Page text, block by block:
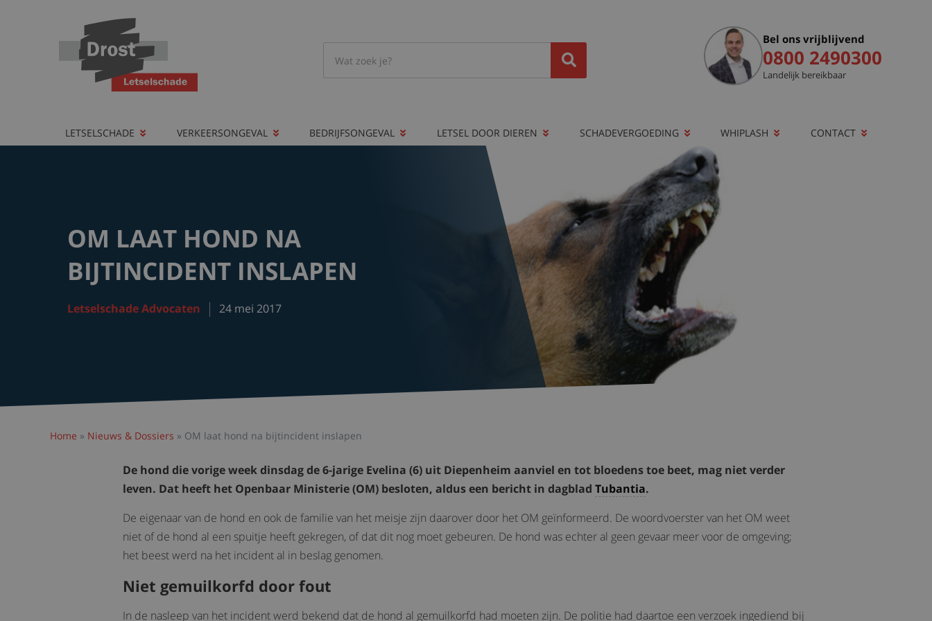
Bel ons vrijblijvend
0800 2490300
Landelijk bereikbaar
LETSELSCHADE VERKEERSONGEVAL BEDRIJFSONGEVAL LETSEL DOOR DIEREN SCHADEVERGOEDING WHIPLASH CONTACT
OM LAAT HOND NA
BIJTINCIDENT INSLAPEN
Letselschade Advocaten 24 mei 2017
Home » Nieuws & Dossiers » OM laat hond na bijtincident inslapen
De hond die vorige week dinsdag de 6-jarige Evelina (6) uit Diepenheim aanviel en tot bloedens toe beet, mag niet verder
leven. Dat heeft het Openbaar Ministerie (OM) besloten, aldus een bericht in dagblad Tubantia.
De eigenaar van de hond en ook de familie van het meisje zijn daarover door het OM geïnformeerd. De woordvoerster van het OM weet
niet of de hond al een spuitje heeft gekregen, of dat dit nog moet gebeuren. De hond was echter al geen gevaar meer voor de omgeving;
het beest werd na het incident al in beslag genomen.
Niet gemuilkorfd door fout
In de nasleep van het incident werd bekend dat de hond al gemuilkorfd had moeten zijn. De politie had daartoe een verzoek ingediend bij